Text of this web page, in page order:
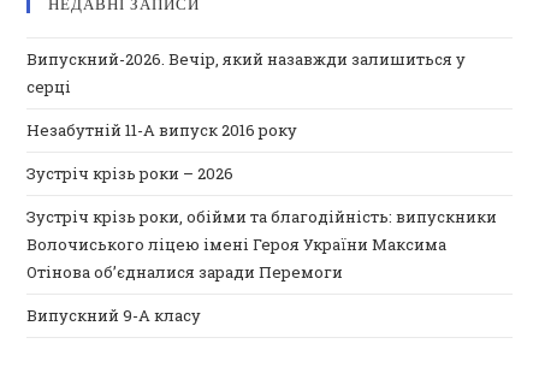
НЕДАВНІ ЗАПИСИ
Випускний-2026. Вечір, який назавжди залишиться у
серці
Незабутній 11-А випуск 2016 року
Зустріч крізь роки – 2026
Зустріч крізь роки, обійми та благодійність: випускники
Волочиського ліцею імені Героя України Максима
Отінова об’єдналися заради Перемоги
Випускний 9-А класу